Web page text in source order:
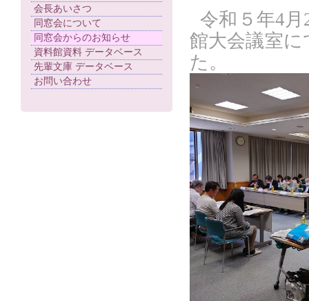
会長あいさつ
同窓会について
同窓会からのお知らせ
資料館資料 データベース
先輩文庫 データベース
お問い合わせ
令和５年4
館大会議室
た。